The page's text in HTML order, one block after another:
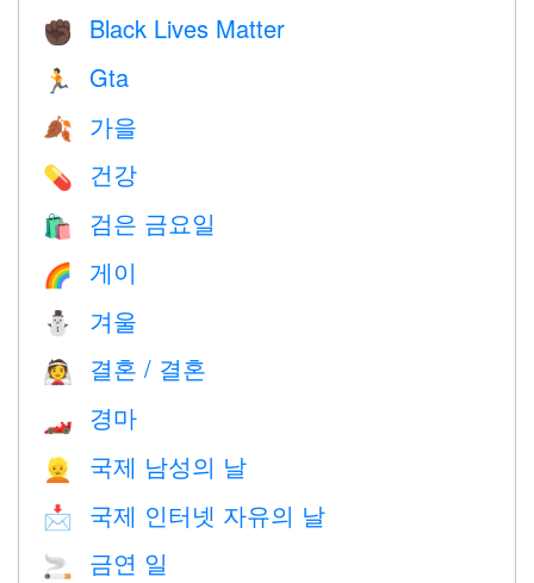
✊🏿 Black Lives Matter
🏃 Gta
🍂 가을
💊 건강
🛍 검은 금요일
🌈 게이
⛄ 겨울
👰 결혼 / 결혼
🏎 경마
👱 국제 남성의 날
📩 국제 인터넷 자유의 날
🚬 금연 일